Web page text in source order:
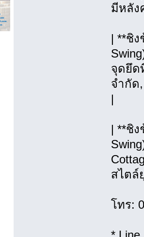
มีหลัง
| **ชิ
จุดยึด
จำกัด
|
| **ชิง
สไตล์
โทร: